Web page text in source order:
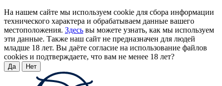
На нашем сайте мы используем cookie для сбора информации
технического характера и обрабатываем данные вашего
местоположения. Здесь вы можете узнать, как мы используем
эти данные. Также наш сайт не предназначен для людей
младше 18 лет. Вы даёте согласие на использование файлов
cookies и подтверждаете, что вам не менее 18 лет?
Да Нет